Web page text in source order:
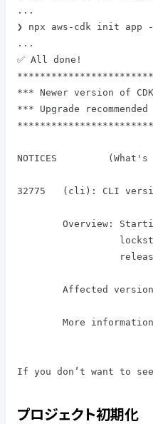
...
❯ npx aws-cdk init app
...
✅ All done!
*** Newer version of
*** Upgrade
NOTICES
32775   (cli): CLI
If you don’t want to see
プロジェクト初期化